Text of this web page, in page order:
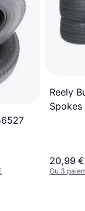
Reely
20,99 €
Ou 3